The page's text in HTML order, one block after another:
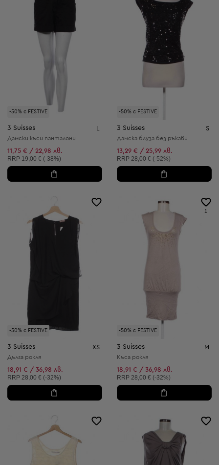
-50% с FESTIVE
3 Suisses L
Дамски къси панталони
11,75 € / 22,98 лв.
Препоръчителна цена:
RRP 19,00 € (-38%)
-50% с FESTIVE
3 Suisses S
Дамска блуза без ръкави
13,29 € / 25,99 лв.
Препоръчителна цена:
RRP 28,00 € (-52%)
-50% с FESTIVE
3 Suisses XS
Дълга рокля
18,91 € / 36,98 лв.
Препоръчителна цена:
RRP 28,00 € (-32%)
-50% с FESTIVE
1
3 Suisses M
Къса рокля
18,91 € / 36,98 лв.
Препоръчителна цена:
RRP 28,00 € (-32%)